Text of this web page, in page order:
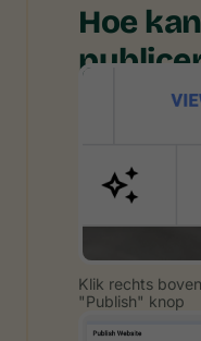
Hoe
Klik rechts
"Publish" knop